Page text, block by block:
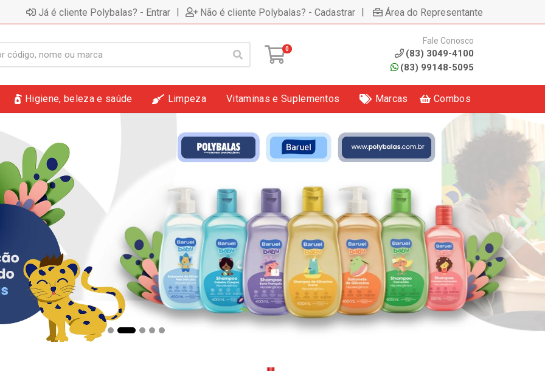
Já é cliente Polybalas? - Entrar | Não é cliente Polybalas? - Cadastrar | Área do Representante
0
Fale Conosco
(83) 3049-4100
(83) 99148-5095
Higiene, beleza e saúde Limpeza Vitaminas e Suplementos Marcas Combos